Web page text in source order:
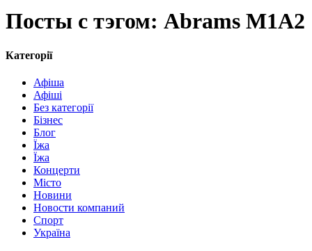
Посты с тэгом: Abrams M1A2
Категорії
Афіша
Афіші
Без категорії
Бізнес
Блог
Їжа
Їжа
Концерти
Місто
Новини
Новости компаний
Спорт
Україна